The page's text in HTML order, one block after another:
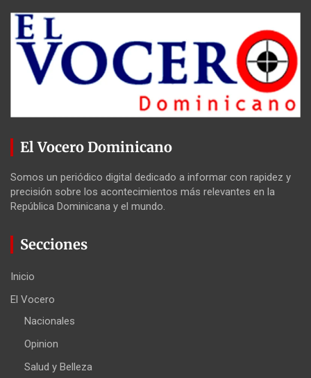
El Vocero Dominicano
Somos un periódico digital dedicado a informar con rapidez y
precisión sobre los acontecimientos más relevantes en la
República Dominicana y el mundo.
Secciones
Inicio
El Vocero
Nacionales
Opinion
Salud y Belleza